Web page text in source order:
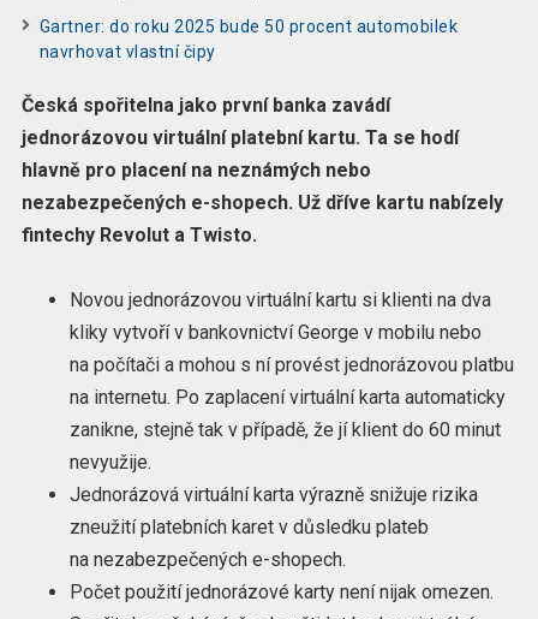
Gartner: do roku 2025 bude 50 procent automobilek
navrhovat vlastní čipy
Česká spořitelna jako první banka zavádí
jednorázovou virtuální platební kartu. Ta se hodí
hlavně pro placení na neznámých nebo
nezabezpečených e-shopech. Už dříve kartu nabízely
fintechy Revolut a Twisto.
Novou jednorázovou virtuální kartu si klienti na dva
kliky vytvoří v bankovnictví George v mobilu nebo
na počítači a mohou s ní provést jednorázovou platbu
na internetu. Po zaplacení virtuální karta automaticky
zanikne, stejně tak v případě, že jí klient do 60 minut
nevyužije.
Jednorázová virtuální karta výrazně snižuje rizika
zneužití platebních karet v důsledku plateb
na nezabezpečených e-shopech.
Počet použití jednorázové karty není nijak omezen.